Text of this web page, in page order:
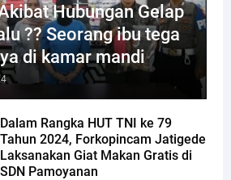
Hubungan Gelap
?? Seorang ibu tega
di kamar mandi
Dalam Rangka HUT TNI ke 79
Tahun 2024, Forkopincam Jatigede
Laksanakan Giat Makan Gratis di
SDN Pamoyanan